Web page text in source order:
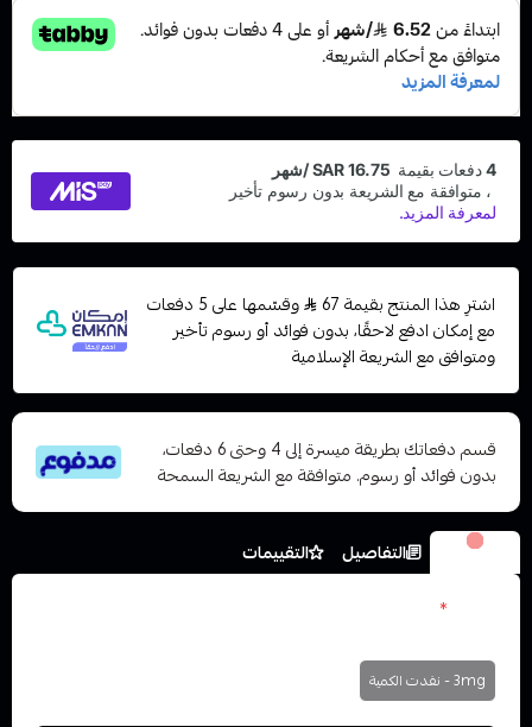
اشترِ هذا المنتج بقيمة 67
وقسّمها على 5 دفعات
مع إمكان ادفع لاحقًا، بدون فوائد أو رسوم تأخير
ومتوافق مع الشريعة الإسلامية
قسم دفعاتك بطريقة ميسرة إلى 4 وحتى 6 دفعات،
بدون فوائد أو رسوم. متوافقة مع الشريعة السمحة
الخيارات التفاصيل
التقييمات
*
3mg - نفدت الكمية